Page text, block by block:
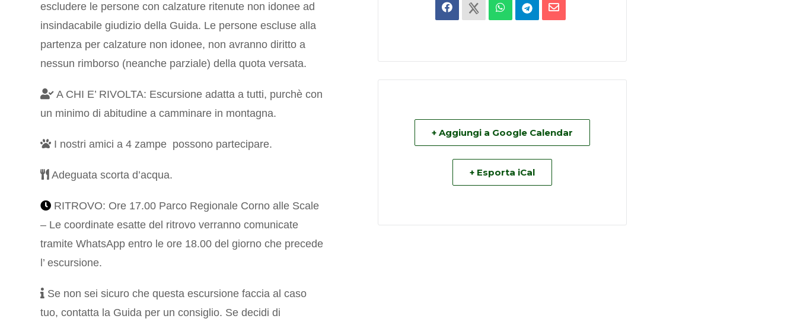
escludere le persone con calzature ritenute non idonee ad
insindacabile giudizio della Guida. Le persone escluse alla
partenza per calzature non idonee, non avranno diritto a
nessun rimborso (neanche parziale) della quota versata.
A CHI E’ RIVOLTA: Escursione adatta a tutti, purchè con
un minimo di abitudine a camminare in montagna.
I nostri amici a 4 zampe possono partecipare.
Adeguata scorta d’acqua.
RITROVO: Ore 17.00 Parco Regionale Corno alle Scale
– Le coordinate esatte del ritrovo verranno comunicate
tramite WhatsApp entro le ore 18.00 del giorno che precede
l’ escursione.
Se non sei sicuro che questa escursione faccia al caso
tuo, contatta la Guida per un consiglio. Se decidi di
+ Aggiungi a Google Calendar
+ Esporta iCal